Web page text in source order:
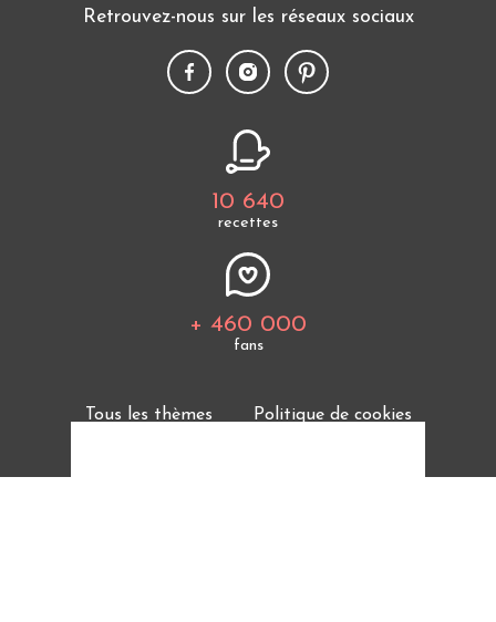
Retrouvez-nous sur les réseaux sociaux
10 640
recettes
+ 460 000
fans
Tous les thèmes
Politique de cookies